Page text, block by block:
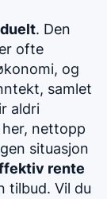
. Den
ofte
og
samlet
aldri
nettopp
situasjon
rente
tilbud. Vil du